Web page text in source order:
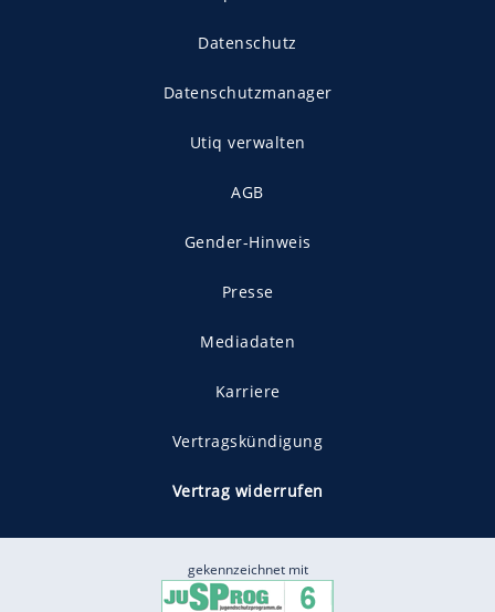
Datenschutz
Datenschutzmanager
Utiq verwalten
AGB
Gender-Hinweis
Presse
Mediadaten
Karriere
Vertragskündigung
Vertrag widerrufen
gekennzeichnet mit